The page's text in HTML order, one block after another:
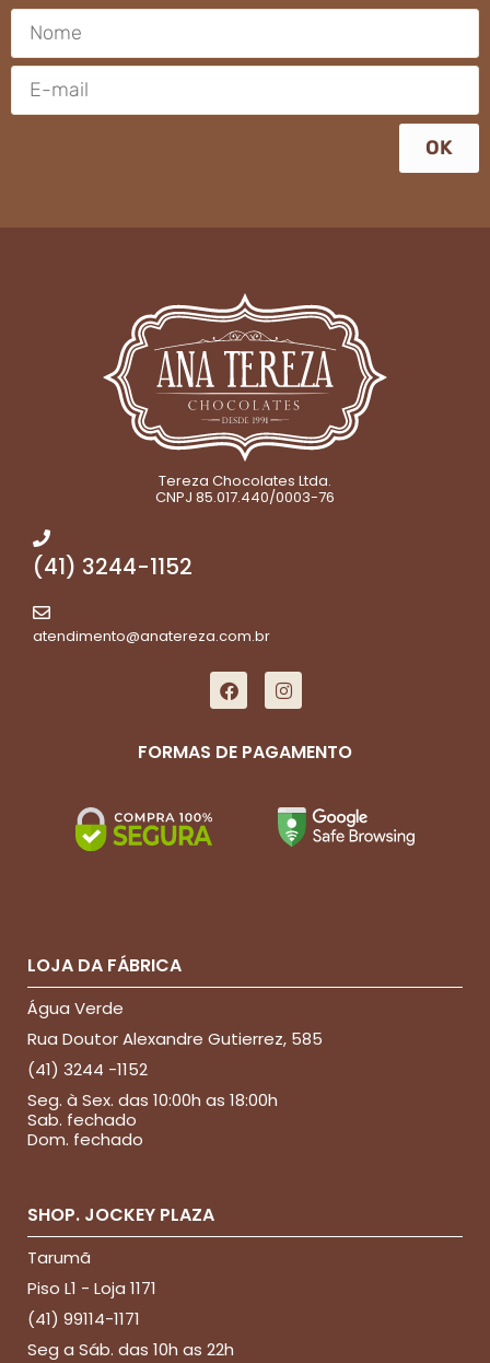
OK
Tereza Chocolates Ltda.
CNPJ 85.017.440/0003-76
(41) 3244-1152
atendimento@anatereza.com.br
FORMAS DE PAGAMENTO
LOJA DA FÁBRICA
Água Verde
Rua Doutor Alexandre Gutierrez, 585
(41) 3244 -1152
Seg. à Sex. das 10:00h as 18:00h
Sab. fechado
Dom. fechado
SHOP. JOCKEY PLAZA
Tarumã
Piso L1 - Loja 1171
(41) 99114-1171
Seg a Sáb. das 10h as 22h